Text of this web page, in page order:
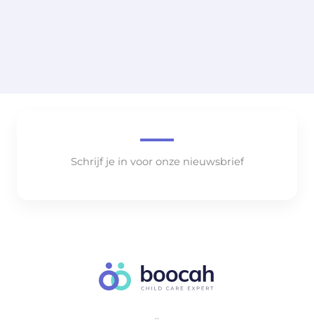
Schrijf je in voor onze nieuwsbrief
..